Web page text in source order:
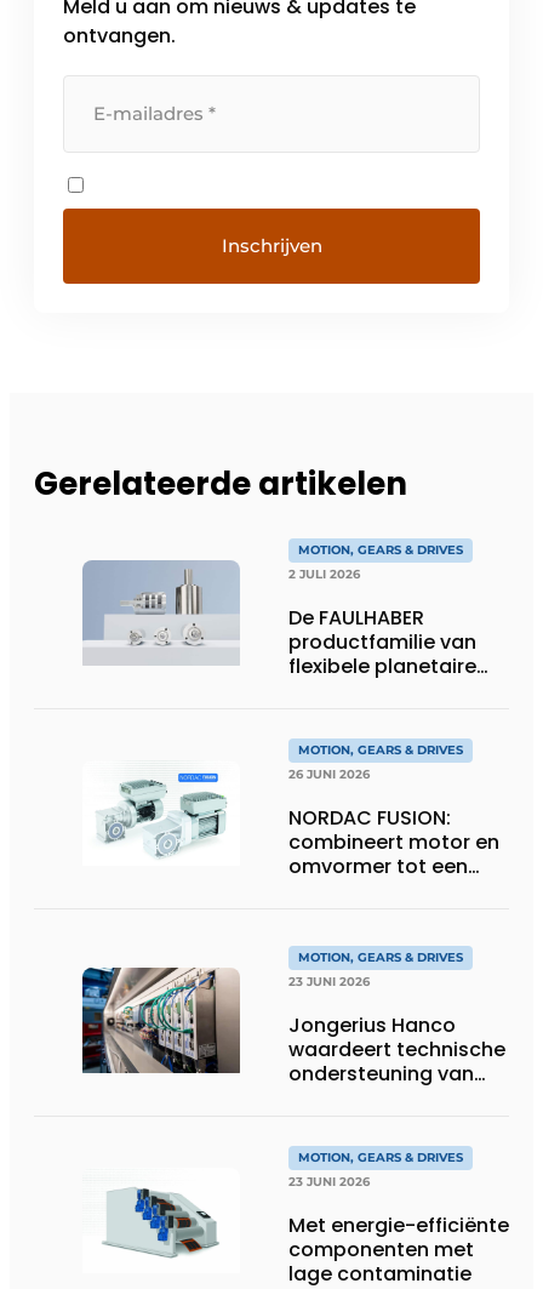
Meld u aan om nieuws & updates te
ontvangen.
Gerelateerde artikelen
MOTION, GEARS & DRIVES
2 JULI 2026
De FAULHABER
productfamilie van
flexibele planetaire
MOTION, GEARS & DRIVES
26 JUNI 2026
NORDAC FUSION:
combineert motor en
omvormer tot een
MOTION, GEARS & DRIVES
23 JUNI 2026
Jongerius Hanco
waardeert technische
ondersteuning van
MOTION, GEARS & DRIVES
23 JUNI 2026
Met energie-efficiënte
componenten met
lage contaminatie